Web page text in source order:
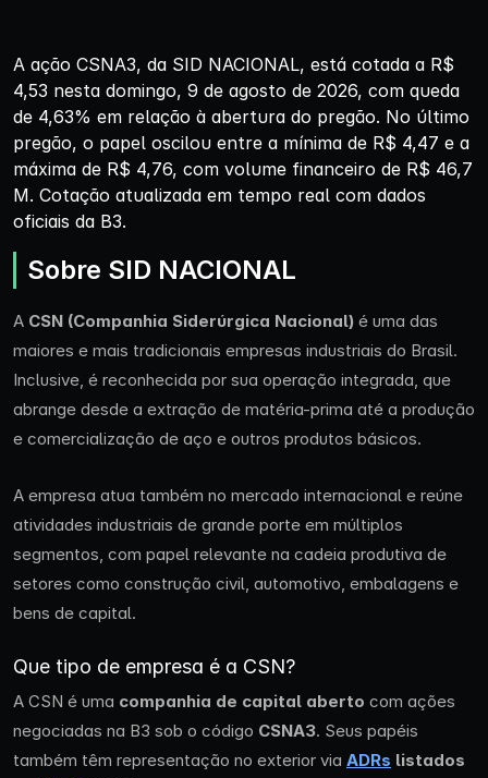
A ação CSNA3, da SID NACIONAL, está cotada a R$
4,53 nesta domingo, 9 de agosto de 2026, com queda
de 4,63% em relação à abertura do pregão. No último
pregão, o papel oscilou entre a mínima de R$ 4,47 e a
máxima de R$ 4,76, com volume financeiro de R$ 46,7
M. Cotação atualizada em tempo real com dados
oficiais da B3.
Sobre SID NACIONAL
A CSN (Companhia Siderúrgica Nacional) é uma das
maiores e mais tradicionais empresas industriais do Brasil.
Inclusive, é reconhecida por sua operação integrada, que
abrange desde a extração de matéria-prima até a produção
e comercialização de aço e outros produtos básicos.
A empresa atua também no mercado internacional e reúne
atividades industriais de grande porte em múltiplos
segmentos, com papel relevante na cadeia produtiva de
setores como construção civil, automotivo, embalagens e
bens de capital.
Que tipo de empresa é a CSN?
A CSN é uma companhia de capital aberto com ações
negociadas na B3 sob o código CSNA3. Seus papéis
também têm representação no exterior via ADRs listados